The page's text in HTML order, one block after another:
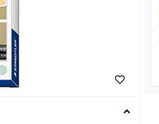
keyboard_arrow_down